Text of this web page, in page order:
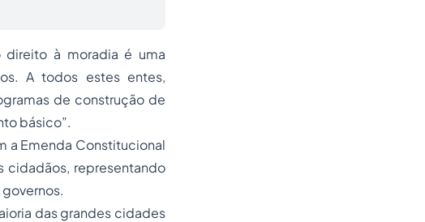
direito à moradia é uma
A todos estes entes,
de construção de
básico”.
a Emenda Constitucional
cidadãos, representando
das grandes cidades